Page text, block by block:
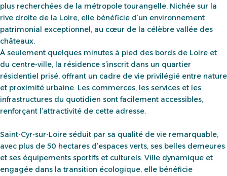
plus recherchées de la métropole tourangelle. Nichée sur la
rive droite de la Loire, elle bénéficie d’un environnement
patrimonial exceptionnel, au cœur de la célèbre vallée des
châteaux.
À seulement quelques minutes à pied des bords de Loire et
du centre-ville, la résidence s’inscrit dans un quartier
résidentiel prisé, offrant un cadre de vie privilégié entre nature
et proximité urbaine. Les commerces, les services et les
infrastructures du quotidien sont facilement accessibles,
renforçant l’attractivité de cette adresse.
Saint-Cyr-sur-Loire séduit par sa qualité de vie remarquable,
avec plus de 50 hectares d’espaces verts, ses belles demeures
et ses équipements sportifs et culturels. Ville dynamique et
engagée dans la transition écologique, elle bénéficie